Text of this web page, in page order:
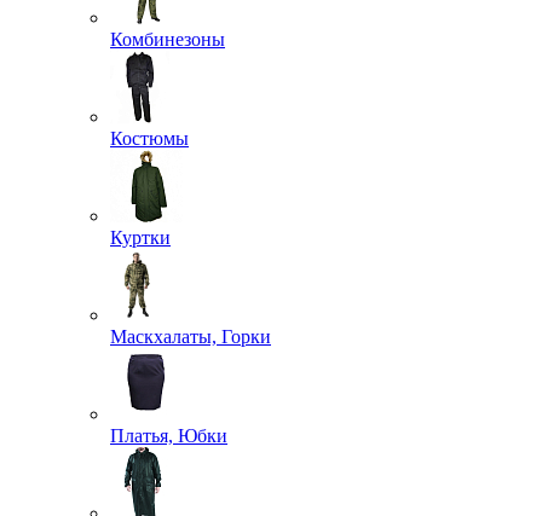
Комбинезоны
Костюмы
Куртки
Маскхалаты, Горки
Платья, Юбки